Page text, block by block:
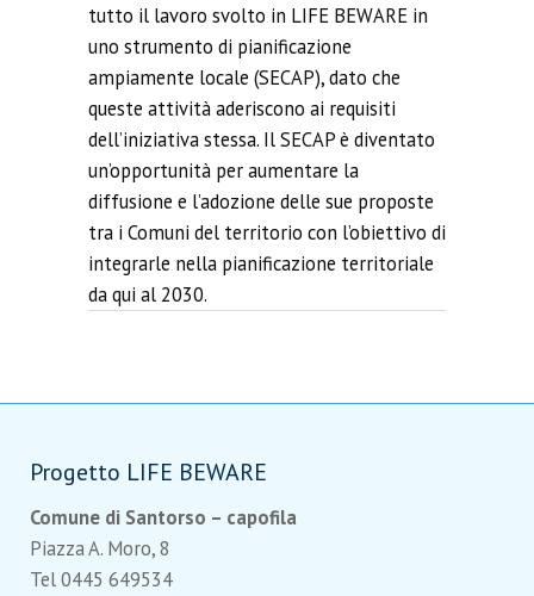
tutto il lavoro svolto in LIFE BEWARE in
uno strumento di pianificazione
ampiamente locale (SECAP), dato che
queste attività aderiscono ai requisiti
dell’iniziativa stessa. Il SECAP è diventato
un’opportunità per aumentare la
diffusione e l’adozione delle sue proposte
tra i Comuni del territorio con l’obiettivo di
integrarle nella pianificazione territoriale
da qui al 2030.
Progetto LIFE BEWARE
Comune di Santorso – capofila
Piazza A. Moro, 8
Tel 0445 649534